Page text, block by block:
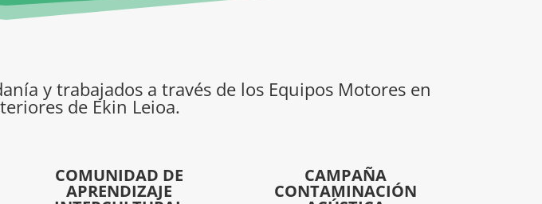
y trabajados a través de los Equipos Motores en
de Ekin Leioa.
COMUNIDAD DE
APRENDIZAJE
CAMPAÑA
CONTAMINACIÓN